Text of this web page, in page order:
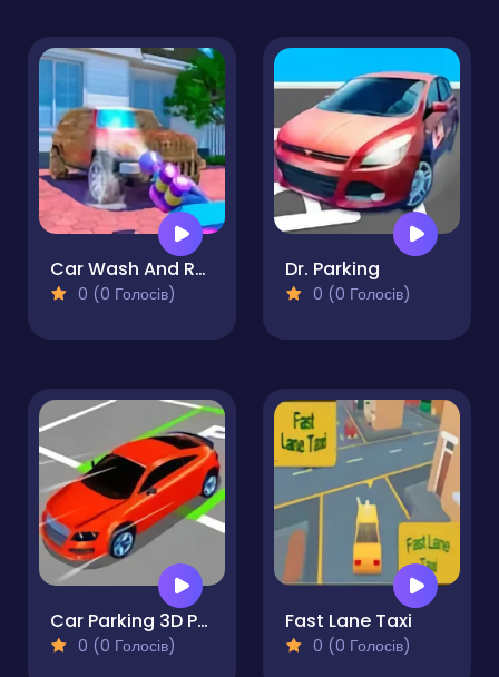
Car Wash And Repair Game
0 (0 Голосів)
Dr. Parking
0 (0 Голосів)
Car Parking 3D Pro
0 (0 Голосів)
Fast Lane Taxi
0 (0 Голосів)